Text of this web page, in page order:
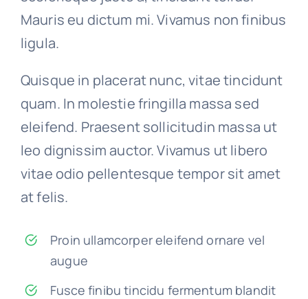
Mauris eu dictum mi. Vivamus non finibus
ligula.
Quisque in placerat nunc, vitae tincidunt
quam. In molestie fringilla massa sed
eleifend. Praesent sollicitudin massa ut
leo dignissim auctor. Vivamus ut libero
vitae odio pellentesque tempor sit amet
at felis.
Proin ullamcorper eleifend ornare vel
augue
Fusce finibu tincidu fermentum blandit